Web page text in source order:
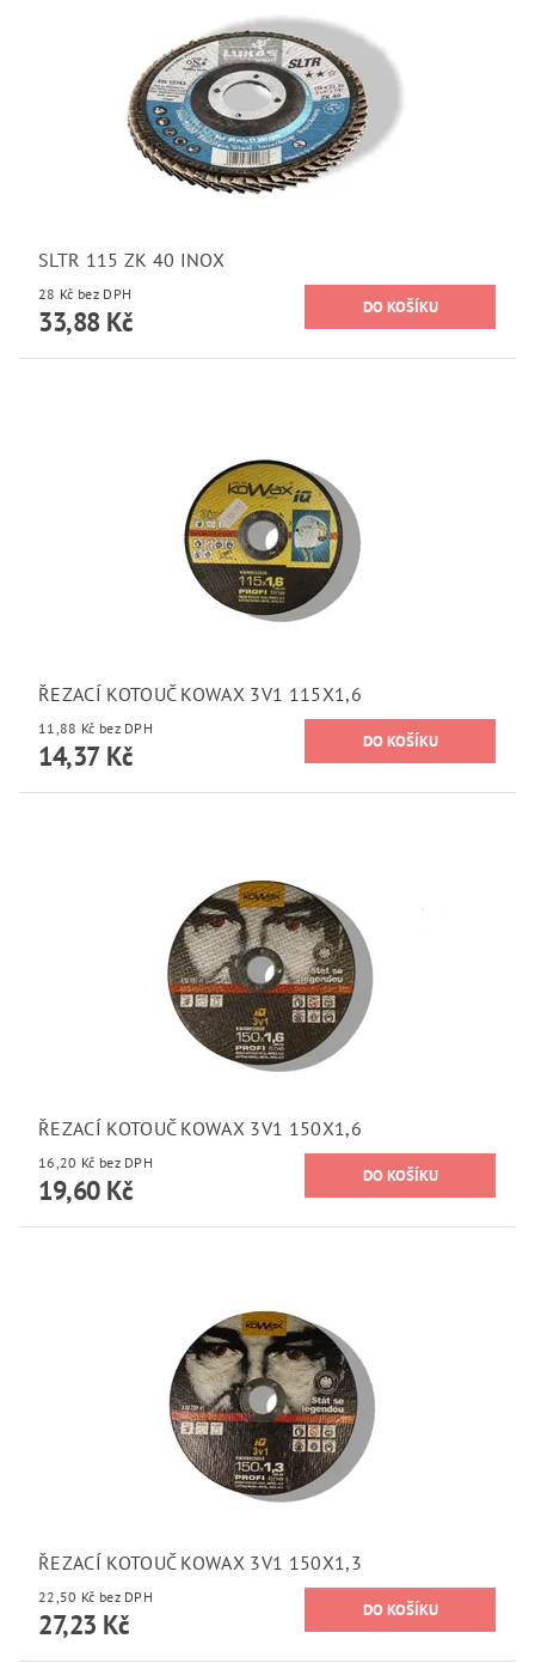
SLTR 115 ZK 40 INOX
28 Kč bez DPH
33,88 Kč
ŘEZACÍ KOTOUČ KOWAX 3V1 115X1,6
11,88 Kč bez DPH
14,37 Kč
ŘEZACÍ KOTOUČ KOWAX 3V1 150X1,6
16,20 Kč bez DPH
19,60 Kč
ŘEZACÍ KOTOUČ KOWAX 3V1 150X1,3
22,50 Kč bez DPH
27,23 Kč